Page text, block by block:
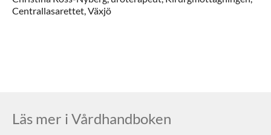
Centrallasarettet,Växjö
Läs mer i Vårdhandboken